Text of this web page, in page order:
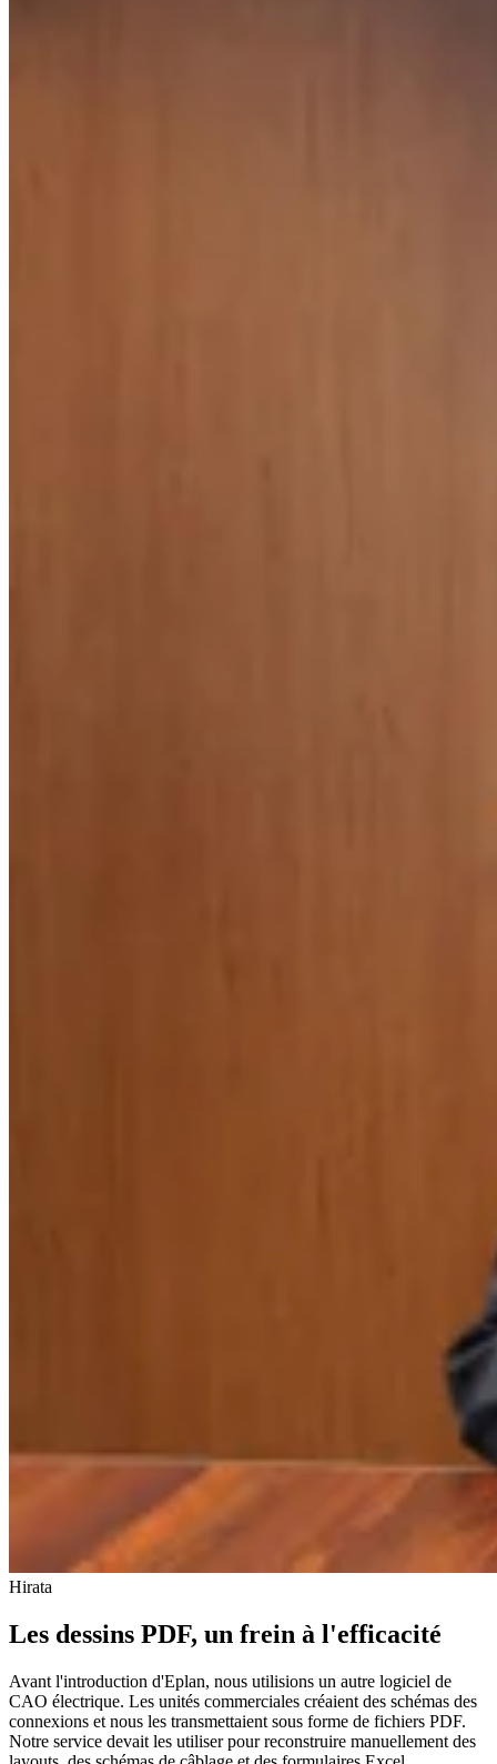
Hirata
Les dessins PDF, un frein à l'efficacité
Avant l'introduction d'Eplan, nous utilisions un autre logiciel de
CAO électrique. Les unités commerciales créaient des schémas des
connexions et nous les transmettaient sous forme de fichiers PDF.
Notre service devait les utiliser pour reconstruire manuellement des